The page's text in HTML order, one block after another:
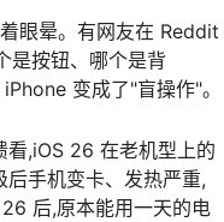
眼晕。有网友在 Reddit
是按钮、哪个是背
变成了"盲操作"。
看,iOS 26 在老机型上的
手机变卡、发热严重,
后,原本能用一天的电